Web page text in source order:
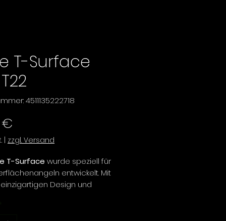
T-Surface
4511135222718
€
zzgl. Versand
T-Surface wurde speziell für
entwickelt. Mit
Design und